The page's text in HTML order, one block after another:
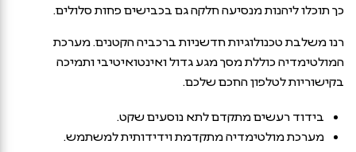
כך תוכלו ליהנות מנסיעה חלקה גם בכבישים פחות סלולים.
רנו משלבת טכנולוגיות חדשניות ברכביה הקטנים. מערכת
המולטימדיה כוללת מסך מגע גדול ואינטואיטיבי ותמיכה
בקישוריות לטלפון החכם שלכם.
בידוד רעשים מתקדם לתא נוסעים שקט.
מערכת מולטימדיה מתקדמת וידידותית למשתמש.